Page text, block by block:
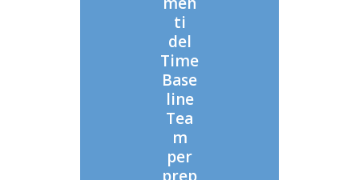
ti
del
Time
Base
line
Tea
m
per